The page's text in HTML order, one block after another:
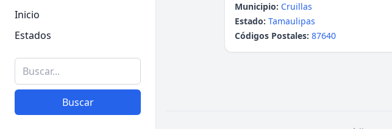
Inicio
Estados
Buscar
Municipio: Cruillas
Estado: Tamaulipas
Códigos Postales: 87640